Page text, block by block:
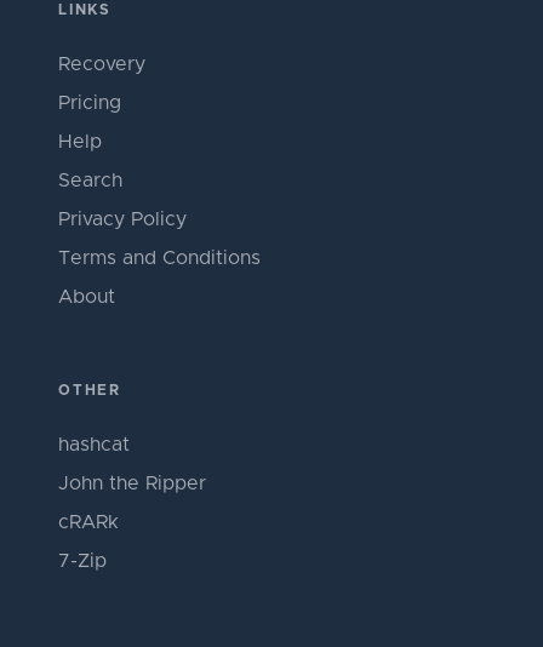
LINKS
Recovery
Pricing
Help
Search
Privacy Policy
Terms and Conditions
About
OTHER
hashcat
John the Ripper
cRARk
7-Zip